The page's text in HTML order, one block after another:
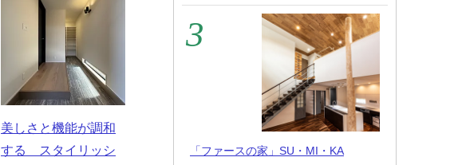
美しさと機能が調和
する スタイリッシ
「ファースの家」SU・MI・KA